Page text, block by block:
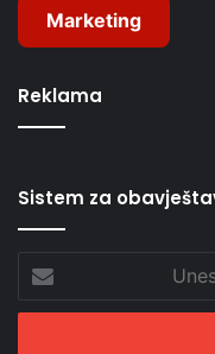
Marketing
Reklama
Sistem za
Email
adresu